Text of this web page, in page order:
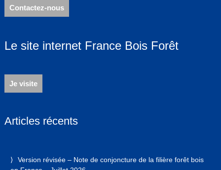
Contactez-nous
Le site internet France Bois Forêt
Je visite
Articles récents
Version révisée – Note de conjoncture de la filière forêt bois